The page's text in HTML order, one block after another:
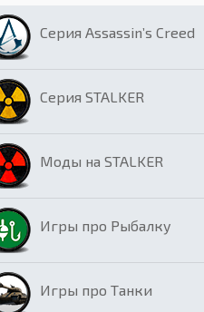
Серия Assassin’s Creed
Серия STALKER
Моды на STALKER
Игры про Рыбалку
Игры про Танки